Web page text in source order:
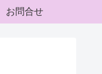
お問合せ